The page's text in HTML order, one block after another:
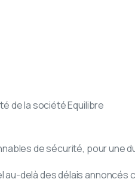
de la société Equilibre
de sécurité, pour une
delà des délais annoncés